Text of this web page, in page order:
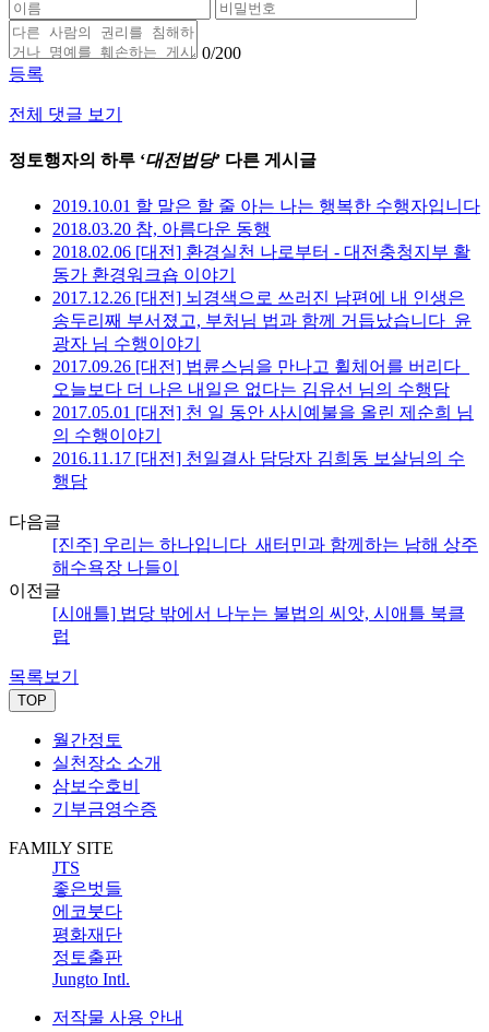
0/200
등록
전체 댓글 보기
정토행자의 하루 ‘대전법당’ 다른 게시글
2019.10.01 할 말은 할 줄 아는 나는 행복한 수행자입니다
2018.03.20 참, 아름다운 동행
2018.02.06 [대전] 환경실천 나로부터 - 대전충청지부 활
동가 환경워크숍 이야기
2017.12.26 [대전] 뇌경색으로 쓰러진 남편에 내 인생은
송두리째 부서졌고, 부처님 법과 함께 거듭났습니다_윤
광자 님 수행이야기
2017.09.26 [대전] 법륜스님을 만나고 휠체어를 버리다_
오늘보다 더 나은 내일은 없다는 김유선 님의 수행담
2017.05.01 [대전] 천 일 동안 사시예불을 올린 제순희 님
의 수행이야기
2016.11.17 [대전] 천일결사 담당자 김희동 보살님의 수
행담
다음글
[진주] 우리는 하나입니다_새터민과 함께하는 남해 상주
해수욕장 나들이
이전글
[시애틀] 법당 밖에서 나누는 불법의 씨앗, 시애틀 북클
럽
목록보기
TOP
월간정토
실천장소 소개
삼보수호비
기부금영수증
FAMILY SITE
JTS
좋은벗들
에코붓다
평화재단
정토출판
Jungto Intl.
저작물 사용 안내